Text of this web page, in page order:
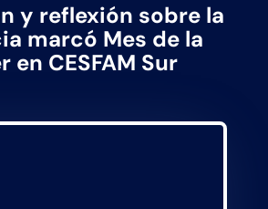
y reflexión sobre la
marcó Mes de la
en CESFAM Sur